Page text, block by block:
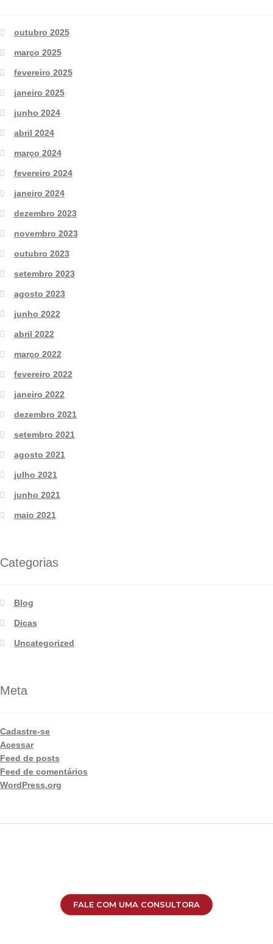
outubro 2025
março 2025
fevereiro 2025
janeiro 2025
junho 2024
abril 2024
março 2024
fevereiro 2024
janeiro 2024
dezembro 2023
novembro 2023
outubro 2023
setembro 2023
agosto 2023
junho 2022
abril 2022
março 2022
fevereiro 2022
janeiro 2022
dezembro 2021
setembro 2021
agosto 2021
julho 2021
junho 2021
maio 2021
Categorias
Blog
Dicas
Uncategorized
Meta
Cadastre-se
Acessar
Feed de posts
Feed de comentários
WordPress.org
FALE COM UMA CONSULTORA